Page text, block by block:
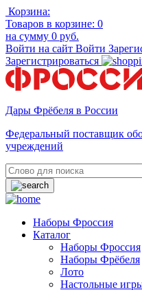
Корзина:
Товаров в корзине: 0
на сумму 0 руб.
Войти на сайт Войти
Зарегистрироваться
Дары Фрёбеля в России
Федеральный поставщик
учреждений
Наборы Фроссия
Каталог
Наборы Фроссия
Наборы Фрёбеля
Лото
Настольные